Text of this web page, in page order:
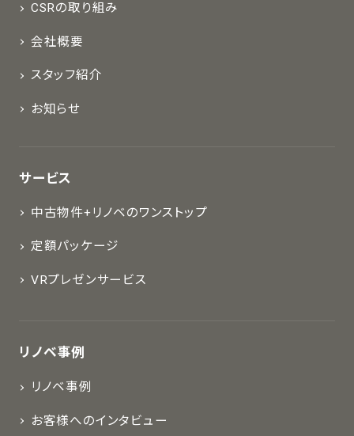
CSRの取り組み
会社概要
スタッフ紹介
お知らせ
サービス
中古物件+リノベのワンストップ
定額パッケージ
VRプレゼンサービス
リノベ事例
リノベ事例
お客様へのインタビュー